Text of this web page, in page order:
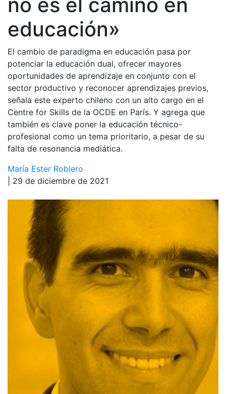
educación»
El cambio de paradigma en educación pasa por
potenciar la educación dual, ofrecer mayores
oportunidades de aprendizaje en conjunto con el
sector productivo y reconocer aprendizajes previos,
señala este experto chileno con un alto cargo en el
Centre for Skills de la OCDE en París. Y agrega que
también es clave poner la educación técnico-
profesional como un tema prioritario, a pesar de su
falta de resonancia mediática.
María Ester Roblero
| 29 de diciembre de 2021